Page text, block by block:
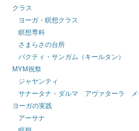
クラス
ヨーガ・瞑想クラス
瞑想専科
さまらさの台所
バクティ・サンガム（キールタン）
MYM祝祭
ジャヤンティ
サナータナ・ダルマ アヴァターラ メ
ヨーガの実践
アーサナ